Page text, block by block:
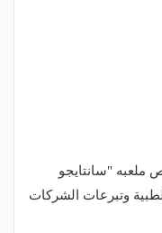
ملعبه "سانتايجو
وتبرعات الشركات